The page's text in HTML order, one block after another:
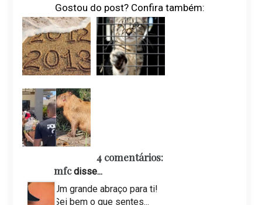
Gostou do post? Confira também:
4 comentários:
mfcdisse...
Um grande abraço para ti!
Sei bem o que sentes...